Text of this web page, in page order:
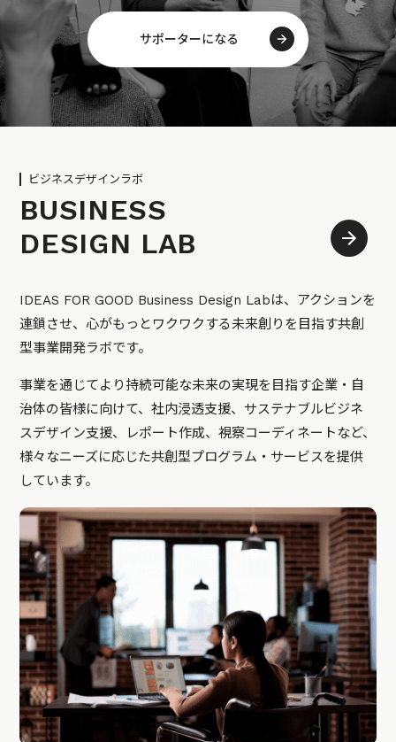
サポーターになる
ビジネスデザインラボ
BUSINESS
DESIGN LAB
IDEAS FOR GOOD Business Design Labは、アクションを
連鎖させ、心がもっとワクワクする未来創りを目指す共創
型事業開発ラボです。
事業を通じてより持続可能な未来の実現を目指す企業・自
治体の皆様に向けて、社内浸透支援、サステナブルビジネ
スデザイン支援、レポート作成、視察コーディネートなど、
様々なニーズに応じた共創型プログラム・サービスを提供
しています。